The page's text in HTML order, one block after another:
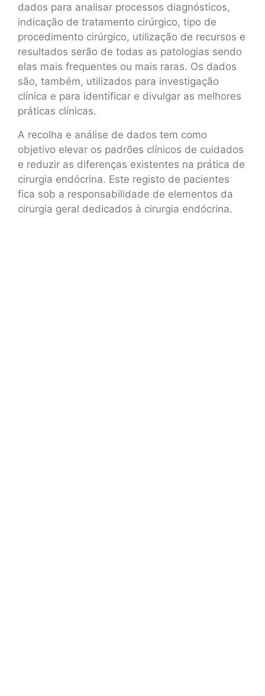
dados para analisar processos diagnósticos,
indicação de tratamento cirúrgico, tipo de
procedimento cirúrgico, utilização de recursos e
resultados serão de todas as patologias sendo
elas mais frequentes ou mais raras. Os dados
são, também, utilizados para investigação
clínica e para identificar e divulgar as melhores
práticas clínicas.
A recolha e análise de dados tem como
objetivo elevar os padrões clínicos de cuidados
e reduzir as diferenças existentes na prática de
cirurgia endócrina. Este registo de pacientes
fica sob a responsabilidade de elementos da
cirurgia geral dedicados à cirurgia endócrina.